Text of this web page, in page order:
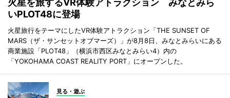
火星を旅するVR体験アトラクション みなとみら
いPLOT48に登場
火星旅行をテーマにしたVR体験アトラクション「THE SUNSET OF
MARS（ザ・サンセットオブマーズ）」が8月8日、みなとみらいにある
商業施設「PLOT48」（横浜市西区みなとみらい4）内の
「YOKOHAMA COAST REALITY PORT」にオープンした。
見る・遊ぶ